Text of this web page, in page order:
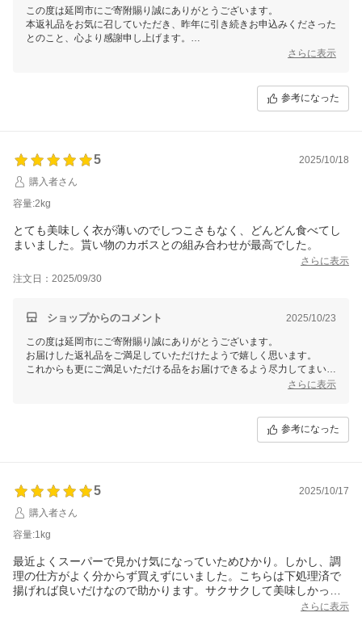
この度は延岡市にご寄附賜り誠にありがとうございます。
本返礼品をお気に召していただき、昨年に引き続きお申込みくださった
とのこと、心より感謝申し上げます。
これからも繰り返しお選びいただけるよう、変わらぬ品質でお届けして
さらに表示
参考になった
5
2025/10/18
購入者さん
容量:2kg
とても美味しく衣が薄いのでしつこさもなく、どんどん食べてし
まいました。貰い物のカボスとの組み合わせが最高でした。
さらに表示
注文日：2025/09/30
ショップからのコメント 2025/10/23
この度は延岡市にご寄附賜り誠にありがとうございます。
お届けした返礼品をご満足していただけたようで嬉しく思います。
これからも更にご満足いただける品をお届けできるよう尽力してまいり
さらに表示
参考になった
5
2025/10/17
購入者さん
容量:1kg
最近よくスーパーで見かけ気になっていためひかり。しかし、調
理の仕方がよく分からず買えずにいました。こちらは下処理済で
揚げれば良いだけなので助かります。サクサクして美味しかった
さらに表示